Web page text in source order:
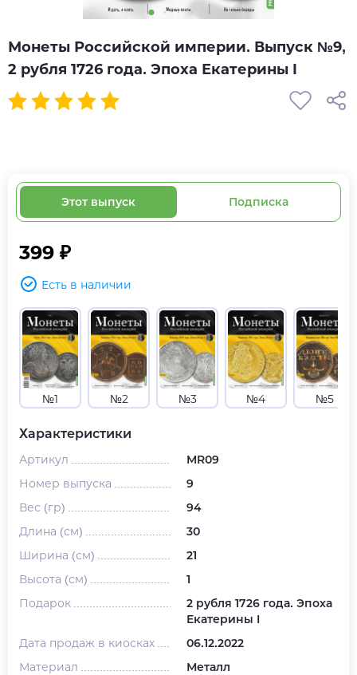
Монеты Российской империи. Выпуск №9,
2 рубля 1726 года. Эпоха Екатерины I
Этот выпуск Подписка
399 ₽
Есть в наличии
№1 №2 №3 №4 №5
Характеристики
Артикул
MR09
Номер выпуска
9
Вес (гр)
94
Длина (см)
30
Ширина (см)
21
Высота (см)
1
Подарок
2 рубля 1726 года. Эпоха
Екатерины I
Дата продаж в киосках
06.12.2022
Материал
Металл